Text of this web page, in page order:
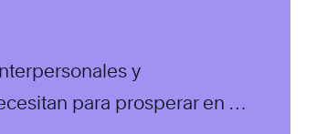
y
para prosperar en el